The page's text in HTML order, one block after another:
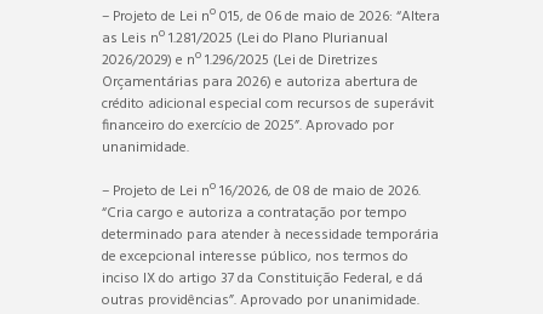
– Projeto de Lei nº 015, de 06 de maio de 2026: “Altera
as Leis nº 1.281/2025 (Lei do Plano Plurianual
2026/2029) e nº 1.296/2025 (Lei de Diretrizes
Orçamentárias para 2026) e autoriza abertura de
crédito adicional especial com recursos de superávit
financeiro do exercício de 2025”. Aprovado por
unanimidade.
– Projeto de Lei nº 16/2026, de 08 de maio de 2026.
“Cria cargo e autoriza a contratação por tempo
determinado para atender à necessidade temporária
de excepcional interesse público, nos termos do
inciso IX do artigo 37 da Constituição Federal, e dá
outras providências”. Aprovado por unanimidade.